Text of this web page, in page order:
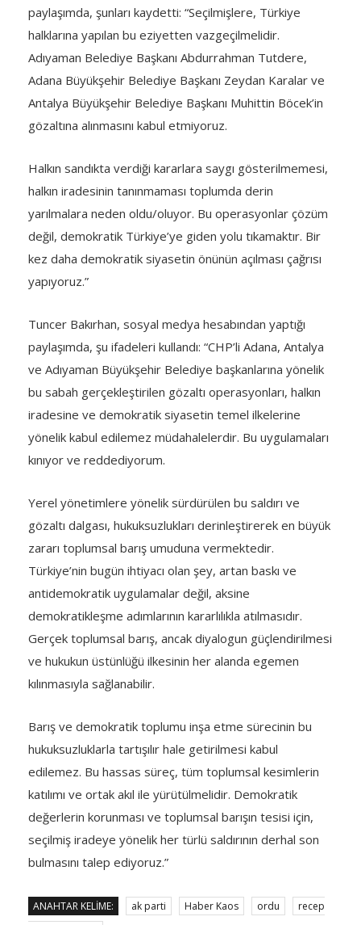
paylaşımda, şunları kaydetti: “Seçilmişlere, Türkiye
halklarına yapılan bu eziyetten vazgeçilmelidir.
Adıyaman Belediye Başkanı Abdurrahman Tutdere,
Adana Büyükşehir Belediye Başkanı Zeydan Karalar ve
Antalya Büyükşehir Belediye Başkanı Muhittin Böcek’in
gözaltına alınmasını kabul etmiyoruz.
Halkın sandıkta verdiği kararlara saygı gösterilmemesi,
halkın iradesinin tanınmaması toplumda derin
yarılmalara neden oldu/oluyor. Bu operasyonlar çözüm
değil, demokratik Türkiye’ye giden yolu tıkamaktır. Bir
kez daha demokratik siyasetin önünün açılması çağrısı
yapıyoruz.”
Tuncer Bakırhan, sosyal medya hesabından yaptığı
paylaşımda, şu ifadeleri kullandı: “CHP’li Adana, Antalya
ve Adıyaman Büyükşehir Belediye başkanlarına yönelik
bu sabah gerçekleştirilen gözaltı operasyonları, halkın
iradesine ve demokratik siyasetin temel ilkelerine
yönelik kabul edilemez müdahalelerdir. Bu uygulamaları
kınıyor ve reddediyorum.
Yerel yönetimlere yönelik sürdürülen bu saldırı ve
gözaltı dalgası, hukuksuzlukları derinleştirerek en büyük
zararı toplumsal barış umuduna vermektedir.
Türkiye’nin bugün ihtiyacı olan şey, artan baskı ve
antidemokratik uygulamalar değil, aksine
demokratikleşme adımlarının kararlılıkla atılmasıdır.
Gerçek toplumsal barış, ancak diyalogun güçlendirilmesi
ve hukukun üstünlüğü ilkesinin her alanda egemen
kılınmasıyla sağlanabilir.
Barış ve demokratik toplumu inşa etme sürecinin bu
hukuksuzluklarla tartışılır hale getirilmesi kabul
edilemez. Bu hassas süreç, tüm toplumsal kesimlerin
katılımı ve ortak akıl ile yürütülmelidir. Demokratik
değerlerin korunması ve toplumsal barışın tesisi için,
seçilmiş iradeye yönelik her türlü saldırının derhal son
bulmasını talep ediyoruz.”
ANAHTAR KELIME: ak parti Haber Kaos ordu
recep